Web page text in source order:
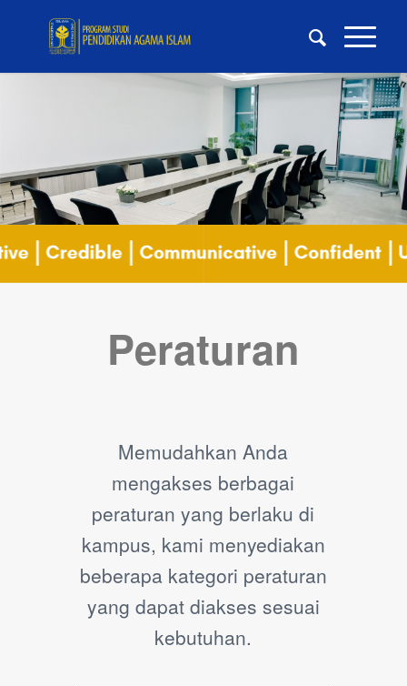
Peraturan
Memudahkan Anda
mengakses berbagai
peraturan yang berlaku di
kampus, kami menyediakan
beberapa kategori peraturan
yang dapat diakses sesuai
kebutuhan.